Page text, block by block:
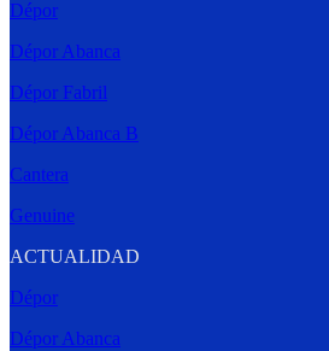
Dépor
Dépor Abanca
Dépor Fabril
Dépor Abanca B
Cantera
Genuine
ACTUALIDAD
Dépor
Dépor Abanca